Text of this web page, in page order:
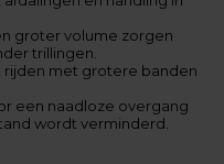
groter volume zorgen
trillingen.
rijden met grotere banden
een naadloze overgang
wordt verminderd.